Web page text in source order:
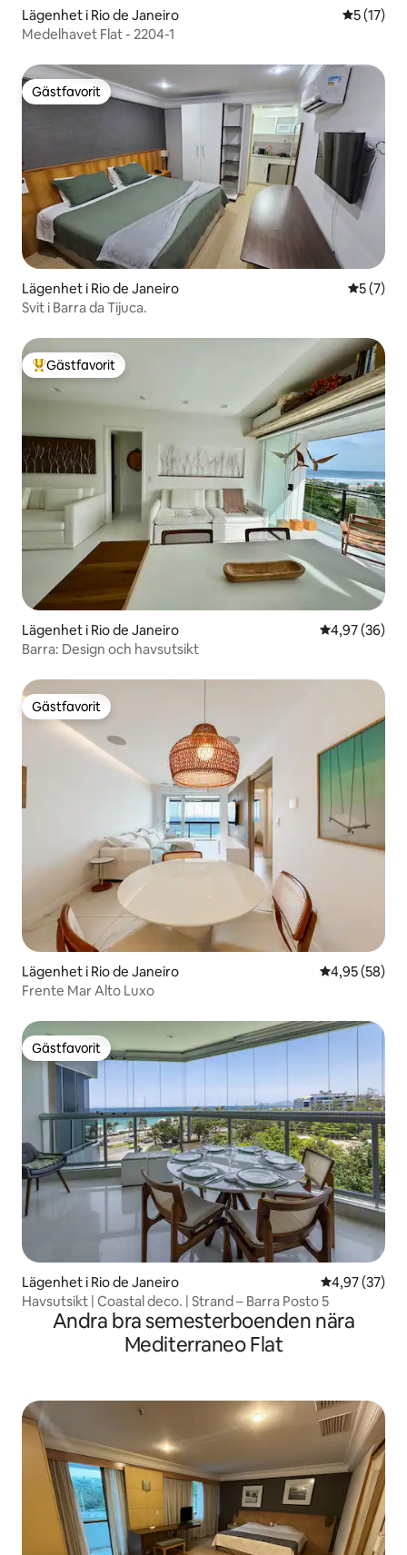
Lägenhet i Rio de Janeiro 5 av 5 i
5 (17)
Medelhavet Flat - 2204-1
Gästfavorit
Gästfavorit
Lägenhet i Rio de Janeiro 5 av 5 i
5 (7)
Svit i Barra da Tijuca.
Populär gästfavorit
Gästfavorit
Lägenhet i Rio de Janeiro 4,97 av 5 i
4,97 (36)
Barra: Design och havsutsikt
Gästfavorit
Gästfavorit
Lägenhet i Rio de Janeiro 4,95 av 5 i
4,95 (58)
Frente Mar Alto Luxo
Gästfavorit
Gästfavorit
Lägenhet i Rio de Janeiro 4,97 av 5 i
4,97 (37)
Havsutsikt | Coastal deco. | Strand – Barra Posto 5
Andra bra semesterboenden nära
Mediterraneo Flat